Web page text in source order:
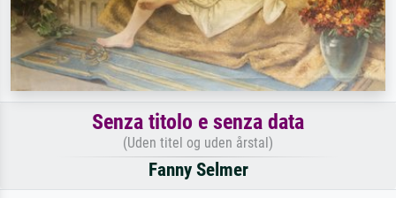
Senza titolo e senza data
(Uden titel og uden årstal)
Fanny Selmer